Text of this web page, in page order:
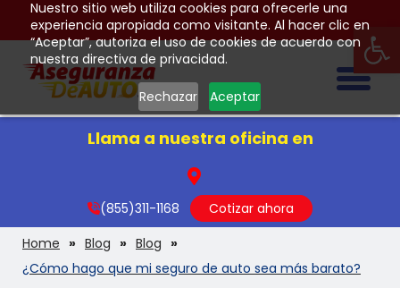
Nuestro sitio web utiliza cookies para ofrecerle una
experiencia apropiada como visitante. Al hacer clic en
“Aceptar”, autoriza el uso de cookies de acuerdo con
nuestra directiva de privacidad.
Rechazar Aceptar
Llama a nuestra oficina en
(855)311-1168
Cotizar ahora
Home
Blog
Blog
¿Cómo hago que mi seguro de auto sea más barato?